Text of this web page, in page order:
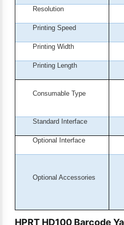
Resolution
Printing Speed
Printing Width
Printing Length
Consumable Type
Standard Interface
Optional Interface
Optional Accessories
HPRT HD100 Barcode